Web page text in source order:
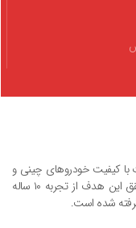
با کیفیت خودروهای چینی و
ایرانی و قیمت رقابتی ایجاد شده است که برای تحقق این هدف از تجربه ۱۰ ساله
شده است.